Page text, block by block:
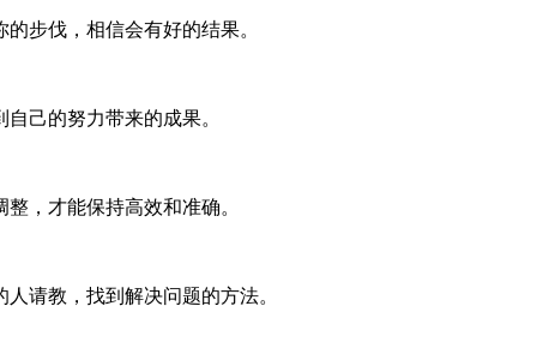
步伐，相信会有好的结果。
己的努力带来的成果。
，才能保持高效和准确。
请教，找到解决问题的方法。